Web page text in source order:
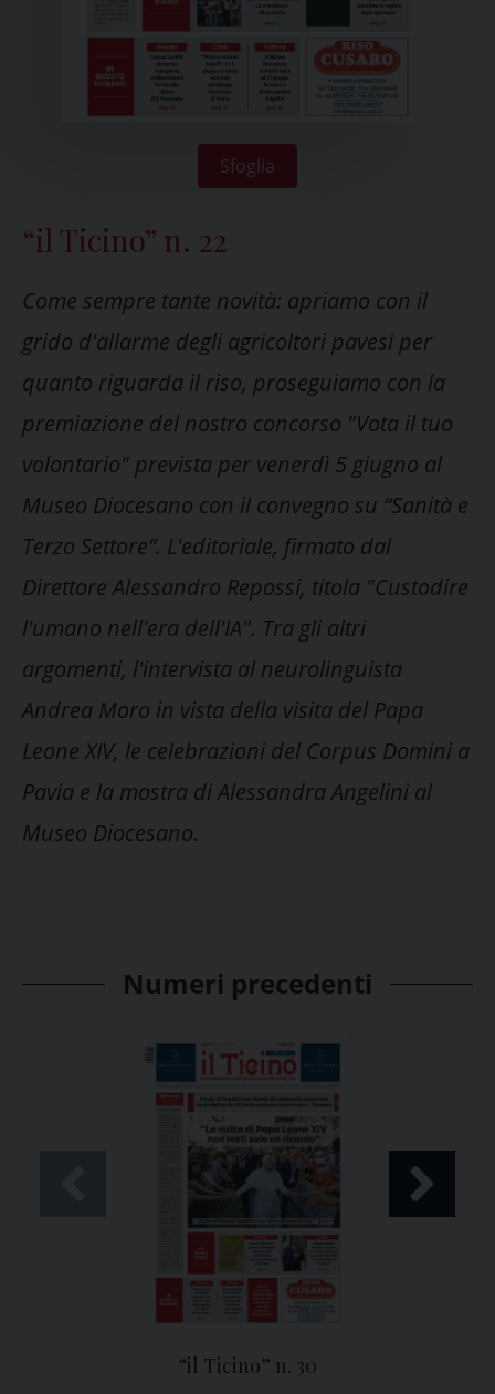
Sfoglia
“il Ticino” n. 22
Come sempre tante novità: apriamo con il
grido d'allarme degli agricoltori pavesi per
quanto riguarda il riso, proseguiamo con la
premiazione del nostro concorso "Vota il tuo
volontario" prevista per venerdì 5 giugno al
Museo Diocesano con il convegno su “Sanità e
Terzo Settore”. L'editoriale, firmato dal
Direttore Alessandro Repossi, titola "Custodire
l'umano nell'era dell'IA". Tra gli altri
argomenti, l'intervista al neurolinguista
Andrea Moro in vista della visita del Papa
Leone XIV, le celebrazioni del Corpus Domini a
Pavia e la mostra di Alessandra Angelini al
Museo Diocesano.
Numeri precedenti
“il Ticino” n. 30